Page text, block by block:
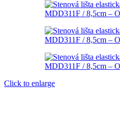
Click to enlarge